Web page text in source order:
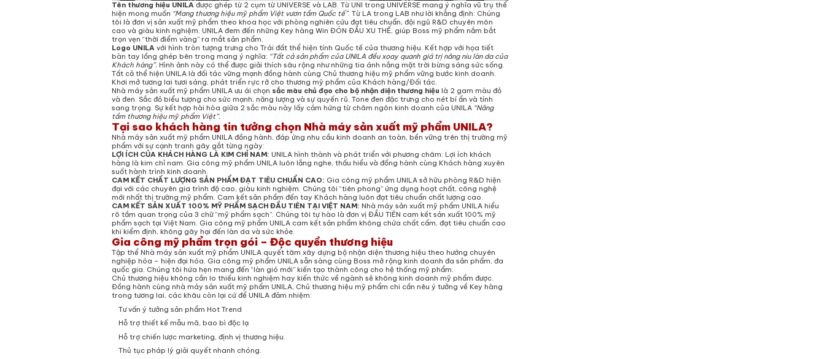
Tên thương hiệu UNILA được ghép từ 2 cụm từ UNIVERSE và LAB. Từ UNI trong UNIVERSE mang ý nghĩa vũ trụ thể
hiện mong muốn “Mang thương hiệu mỹ phẩm Việt vươn tầm Quốc tế”. Từ LA trong LAB như lời khẳng định: Chúng
tôi là đơn vị sản xuất mỹ phẩm theo khoa học với phòng nghiên cứu đạt tiêu chuẩn, đội ngũ R&D chuyên môn
cao và giàu kinh nghiệm. UNILA đem đến những Key hàng Win ĐÓN ĐẦU XU THẾ, giúp Boss mỹ phẩm nắm bắt
trọn vẹn “thời điểm vàng” ra mắt sản phẩm.
Logo UNILA với hình tròn tượng trưng cho Trái đất thể hiện tính Quốc tế của thương hiệu. Kết hợp với họa tiết
bàn tay lồng ghép bên trong mang ý nghĩa: “Tất cả sản phẩm của UNILA đều xoay quanh giá trị nâng niu làn da của
Khách hàng”. Hình ảnh này có thể được giải thích sâu rộng như những tia ánh nắng mặt trời bừng sáng sức sống.
Tất cả thể hiện UNILA là đối tác vững mạnh đồng hành cùng Chủ thương hiệu mỹ phẩm vững bước kinh doanh.
Khơi mở tương lai tươi sáng, phát triển rực rỡ cho thương mỹ phẩm của Khách hàng/Đối tác.
Nhà máy sản xuất mỹ phẩm UNILA ưu ái chọn sắc màu chủ đạo cho bộ nhận diện thương hiệu là 2 gam màu đỏ
và đen. Sắc đỏ biểu tượng cho sức mạnh, năng lượng và sự quyến rũ. Tone đen đặc trưng cho nét bí ẩn và tính
sang trọng. Sự kết hợp hài hòa giữa 2 sắc màu này lấy cảm hứng từ châm ngôn kinh doanh của UNILA “Nâng
tầm thương hiệu mỹ phẩm Việt”.
Tại sao khách hàng tin tưởng chọn Nhà máy sản xuất mỹ phẩm UNILA?
Nhà máy sản xuất mỹ phẩm UNILA đồng hành, đáp ứng nhu cầu kinh doanh an toàn, bền vững trên thị trường mỹ
phẩm với sự cạnh tranh gây gắt từng ngày:
LỢI ÍCH CỦA KHÁCH HÀNG LÀ KIM CHỈ NAM: UNILA hình thành và phát triển với phương châm: Lợi ích khách
hàng là kim chỉ nam. Gia công mỹ phẩm UNILA luôn lắng nghe, thấu hiểu và đồng hành cùng Khách hàng xuyên
suốt hành trình kinh doanh.
CAM KẾT CHẤT LƯỢNG SẢN PHẨM ĐẠT TIÊU CHUẨN CAO: Gia công mỹ phẩm UNILA sở hữu phòng R&D hiện
đại với các chuyên gia trình độ cao, giàu kinh nghiệm. Chúng tôi “tiên phong” ứng dụng hoạt chất, công nghệ
mới nhất thị trường mỹ phẩm. Cam kết sản phẩm đến tay Khách hàng luôn đạt tiêu chuẩn chất lượng cao.
CAM KẾT SẢN XUẤT 100% MỸ PHẨM SẠCH ĐẦU TIÊN TẠI VIỆT NAM: Nhà máy sản xuất mỹ phẩm UNILA hiểu
rõ tầm quan trọng của 3 chữ “mỹ phẩm sạch”. Chúng tôi tự hào là đơn vị ĐẦU TIÊN cam kết sản xuất 100% mỹ
phẩm sạch tại Việt Nam. Gia công mỹ phẩm UNILA cam kết sản phẩm không chứa chất cấm, đạt tiêu chuẩn cao
khi kiểm định, không gây hại đến làn da và sức khỏe.
Gia công mỹ phẩm trọn gói – Độc quyền thương hiệu
Tập thể Nhà máy sản xuất mỹ phẩm UNILA quyết tâm xây dựng bộ nhận diện thương hiệu theo hướng chuyên
nghiệp hóa – hiện đại hóa. Gia công mỹ phẩm UNILA sẵn sàng cùng Boss mở rộng kinh doanh đa sản phẩm, đa
quốc gia. Chúng tôi hứa hẹn mang đến “làn gió mới” kiến tạo thành công cho hệ thống mỹ phẩm.
Chủ thương hiệu không cần lo thiếu kinh nghiệm hay kiến thức về ngành sẽ không kinh doanh mỹ phẩm được.
Đồng hành cùng nhà máy sản xuất mỹ phẩm UNILA, Chủ thương hiệu mỹ phẩm chi cần nêu ý tưởng về Key hàng
trong tương lai, các khâu còn lại cứ để UNILA đảm nhiệm:
Tư vấn ý tưởng sản phẩm Hot Trend
Hỗ trợ thiết kế mẫu mã, bao bì độc lạ
Hỗ trợ chiến lược marketing, định vị thương hiệu.
Thủ tục pháp lý giải quyết nhanh chóng.